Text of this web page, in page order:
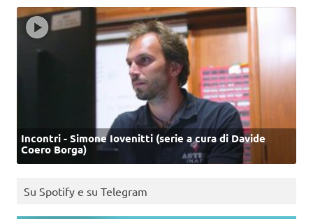
Incontri - Simone Iovenitti (serie a cura di Davide
Coero Borga)
Su Spotify e su Telegram